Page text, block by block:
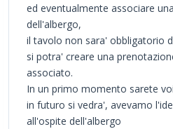
ed eventualmente associare
dell'albergo,
il tavolo non sara' obbligatorio
si potra' creare una
associato.
In un primo momento sarete
in futuro si vedra', avevamo
all'ospite dell'albergo